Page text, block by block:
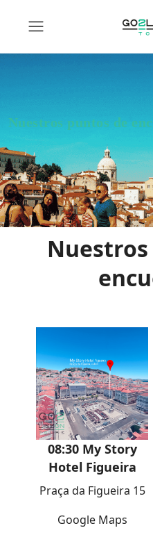
Nuestros puntos de
08:30 My Story
Hotel Figueira
Praça da Figueira 15
Google Maps